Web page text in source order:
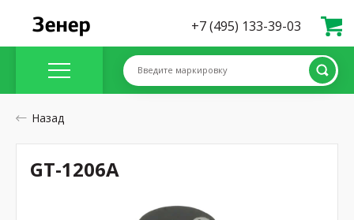
+7 (495) 133-39-03
Введите маркировку
Назад
GT-1206A